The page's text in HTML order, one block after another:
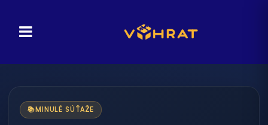
📚 MINULÉ SÚŤAŽE